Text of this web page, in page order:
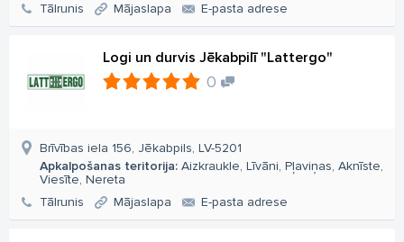
Tālrunis
Mājaslapa E-pasta adrese
Logi un durvis Jēkabpilī "Lattergo"
0
Brīvības iela 156, Jēkabpils, LV-5201
Apkalpošanas teritorija: Aizkraukle, Līvāni, Pļaviņas, Aknīste,
Viesīte, Nereta
Tālrunis
Mājaslapa E-pasta adrese